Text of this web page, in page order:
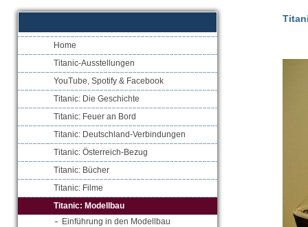
Home
Titanic-Ausstellungen
YouTube, Spotify & Facebook
Titanic: Die Geschichte
Titanic: Feuer an Bord
Titanic: Deutschland-Verbindungen
Titanic: Österreich-Bezug
Titanic: Bücher
Titanic: Filme
Titanic: Modellbau
Einführung in den Modellbau